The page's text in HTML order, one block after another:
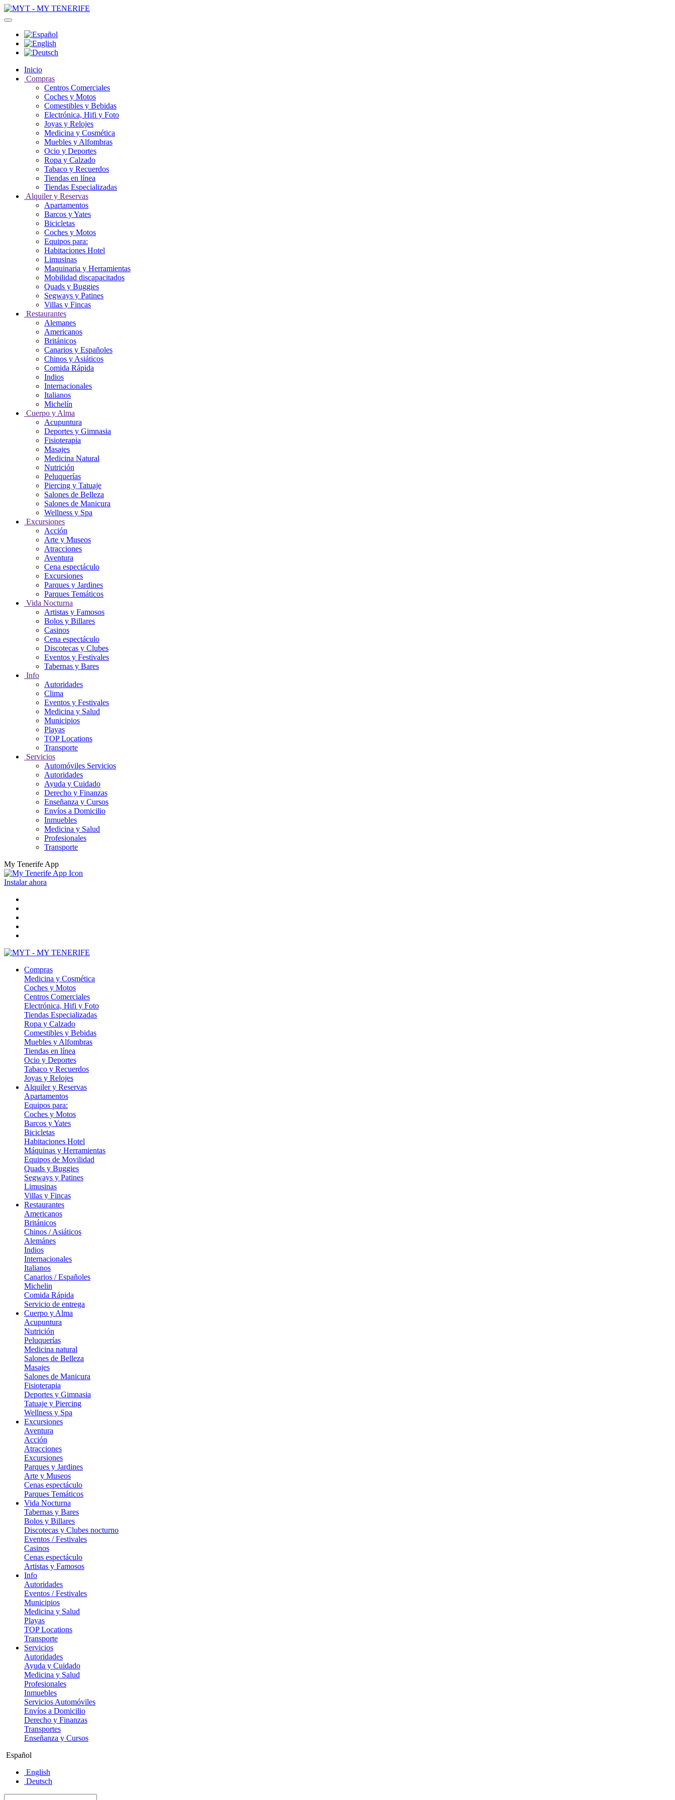
Inicio
Compras
Centros Comerciales
Coches y Motos
Comestibles y Bebidas
Electrónica, Hifi y Foto
Joyas y Relojes
Medicina y Cosmética
Muebles y Alfombras
Ocio y Deportes
Ropa y Calzado
Tabaco y Recuerdos
Tiendas en línea
Tiendas Especializadas
Alquiler y Reservas
Apartamentos
Barcos y Yates
Bicicletas
Coches y Motos
Equipos para:
Habitaciones Hotel
Limusinas
Maquinaria y Herramientas
Mobilidad discapacitados
Quads y Buggies
Segways y Patines
Villas y Fincas
Restaurantes
Alemanes
Americanos
Británicos
Canarios y Españoles
Chinos y Asiáticos
Comida Rápida
Indios
Internacionales
Italianos
Michelín
Cuerpo y Alma
Acupuntura
Deportes y Gimnasia
Fisioterapia
Masajes
Medicina Natural
Nutrición
Peluquerías
Piercing y Tatuaje
Salones de Belleza
Salones de Manicura
Wellness y Spa
Excursiones
Acción
Arte y Museos
Atracciones
Aventura
Cena espectáculo
Excursiones
Parques y Jardines
Parques Temáticos
Vida Nocturna
Artistas y Famosos
Bolos y Billares
Casinos
Cena espectáculo
Discotecas y Clubes
Eventos y Festivales
Tabernas y Bares
Info
Autoridades
Clima
Eventos y Festivales
Medicina y Salud
Municipios
Playas
TOP Locations
Transporte
Servicios
Automóviles Servicios
Autoridades
Ayuda y Cuidado
Derecho y Finanzas
Enseñanza y Cursos
Envíos a Domicilio
Inmuebles
Medicina y Salud
Profesionales
Transporte
My Tenerife App
Instalar ahora
Compras
Medicina y Cosmética
Coches y Motos
Centros Comerciales
Electrónica, Hifi y Foto
Tiendas Especializadas
Ropa y Calzado
Comestibles y Bebidas
Muebles y Alfombras
Tiendas en línea
Ocio y Deportes
Tabaco y Recuerdos
Joyas y Relojes
Alquiler y Reservas
Apartamentos
Equipos para:
Coches y Motos
Barcos y Yates
Bicicletas
Habitaciones Hotel
Máquinas y Herramientas
Equipos de Movilidad
Quads y Buggies
Segways y Patines
Limusinas
Villas y Fincas
Restaurantes
Americanos
Británicos
Chinos / Asiáticos
Alemánes
Indios
Internacionales
Italianos
Canarios / Españoles
Michelin
Comida Rápida
Servicio de entrega
Cuerpo y Alma
Acupuntura
Nutrición
Peluquerías
Medicina natural
Salones de Belleza
Masajes
Salones de Manicura
Fisioterapia
Deportes y Gimnasia
Tatuaje y Piercing
Wellness y Spa
Excursiones
Aventura
Acción
Atracciones
Excursiones
Parques y Jardines
Arte y Museos
Cenas espectáculo
Parques Temáticos
Vida Nocturna
Tabernas y Bares
Bolos y Billares
Discotecas y Clubes nocturno
Eventos / Festivales
Casinos
Cenas espectáculo
Artistas y Famosos
Info
Autoridades
Eventos / Festivales
Municipios
Medicina y Salud
Playas
TOP Locations
Transporte
Servicios
Autoridades
Ayuda y Cuidado
Medicina y Salud
Profesionales
Inmuebles
Servicios Automóviles
Envíos a Domicilio
Derecho y Finanzas
Transportes
Enseñanza y Cursos
Español
English
Deutsch